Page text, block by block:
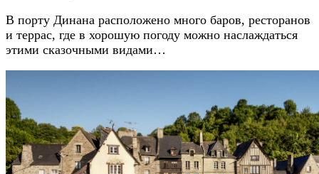
В порту Динана расположено много баров, ресторанов
и террас, где в хорошую погоду можно наслаждаться
этими сказочными видами…